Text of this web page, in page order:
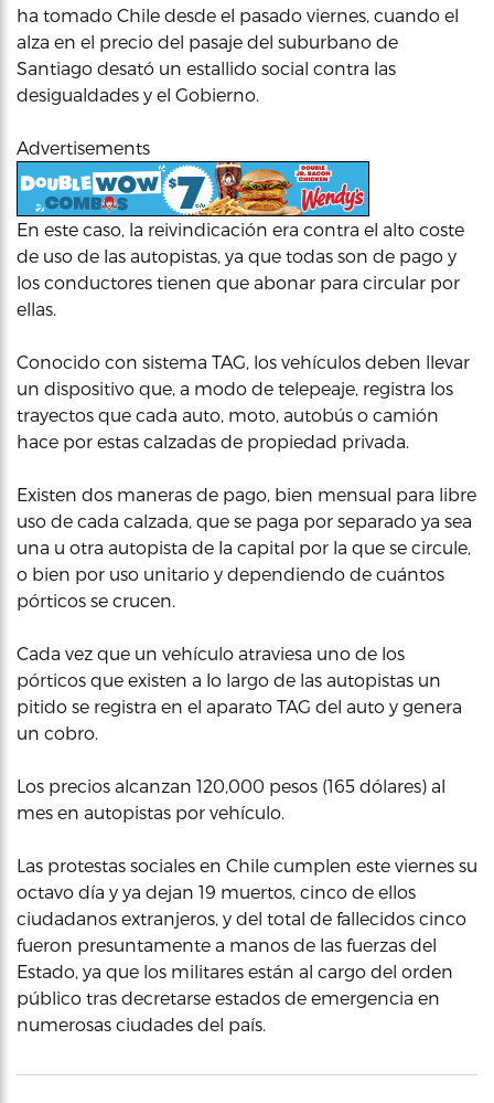
ha tomado Chile desde el pasado viernes, cuando el
alza en el precio del pasaje del suburbano de
Santiago desató un estallido social contra las
desigualdades y el Gobierno.
Advertisements
En este caso, la reivindicación era contra el alto coste
de uso de las autopistas, ya que todas son de pago y
los conductores tienen que abonar para circular por
ellas.
Conocido con sistema TAG, los vehículos deben llevar
un dispositivo que, a modo de telepeaje, registra los
trayectos que cada auto, moto, autobús o camión
hace por estas calzadas de propiedad privada.
Existen dos maneras de pago, bien mensual para libre
uso de cada calzada, que se paga por separado ya sea
una u otra autopista de la capital por la que se circule,
o bien por uso unitario y dependiendo de cuántos
pórticos se crucen.
Cada vez que un vehículo atraviesa uno de los
pórticos que existen a lo largo de las autopistas un
pitido se registra en el aparato TAG del auto y genera
un cobro.
Los precios alcanzan 120,000 pesos (165 dólares) al
mes en autopistas por vehículo.
Las protestas sociales en Chile cumplen este viernes su
octavo día y ya dejan 19 muertos, cinco de ellos
ciudadanos extranjeros, y del total de fallecidos cinco
fueron presuntamente a manos de las fuerzas del
Estado, ya que los militares están al cargo del orden
público tras decretarse estados de emergencia en
numerosas ciudades del país.